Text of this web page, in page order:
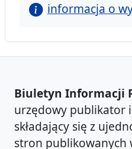
informacja o
Biuletyn Informacji
urzędowy publikator
składający się z
stron publikowanych